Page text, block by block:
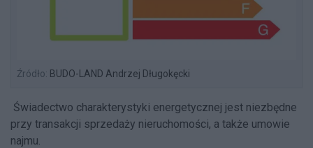
Źródło: BUDO-LAND Andrzej Długokęcki
Świadectwo charakterystyki energetycznej jest niezbędne
przy transakcji sprzedaży nieruchomości, a także umowie
najmu.